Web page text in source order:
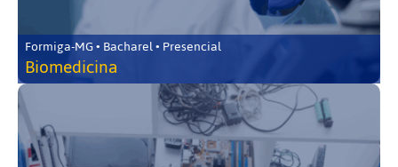
Formiga-MG • Bacharel • Presencial
Biomedicina